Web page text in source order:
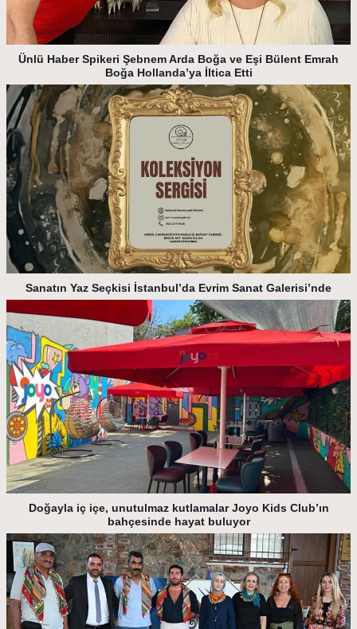
Ünlü Haber Spikeri Şebnem Arda Boğa ve Eşi Bülent Emrah
Boğa Hollanda’ya İltica Etti
Sanatın Yaz Seçkisi İstanbul’da Evrim Sanat Galerisi’nde
Doğayla iç içe, unutulmaz kutlamalar Joyo Kids Club’ın
bahçesinde hayat buluyor